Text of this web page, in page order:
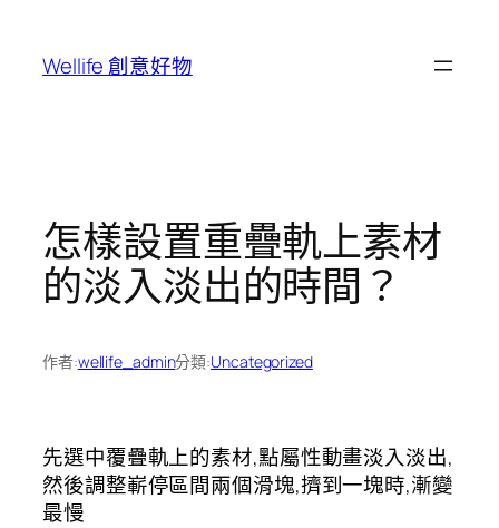
Wellife 創意好物
怎樣設置重疊軌上素材
的淡入淡出的時間？
作者:wellife_admin分類:Uncategorized
先選中覆疊軌上的素材,點屬性動畫淡入淡出,
然後調整嶄停區間兩個滑塊,擠到一塊時,漸變
最慢